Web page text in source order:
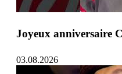
Joyeux anniversaire
03.08.2026